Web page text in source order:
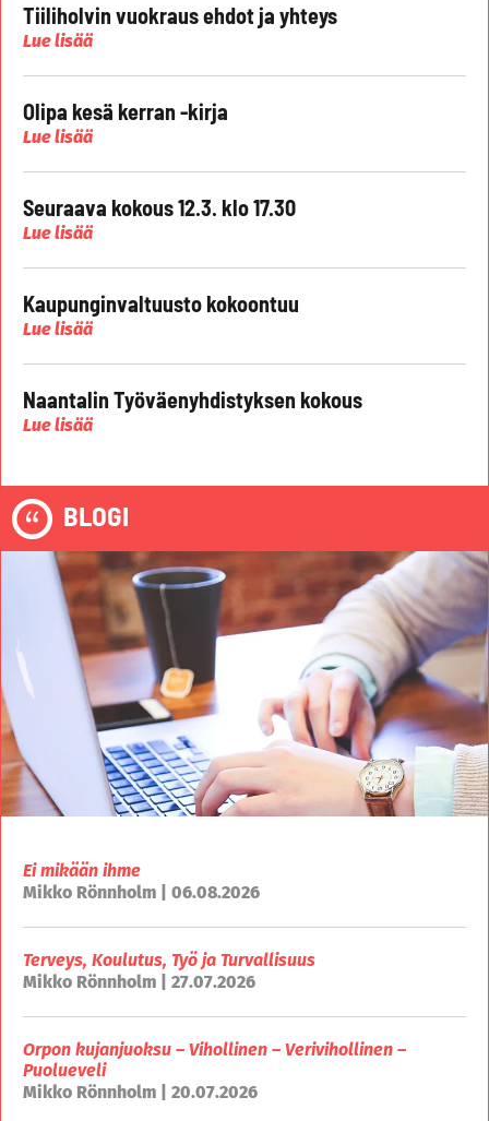
Tiiliholvin vuokraus ehdot ja yhteys
Lue lisää
Olipa kesä kerran -kirja
Lue lisää
Seuraava kokous 12.3. klo 17.30
Lue lisää
Kaupunginvaltuusto kokoontuu
Lue lisää
Naantalin Työväenyhdistyksen kokous
Lue lisää
BLOGI
Ei mikään ihme
Mikko Rönnholm | 06.08.2026
Terveys, Koulutus, Työ ja Turvallisuus
Mikko Rönnholm | 27.07.2026
Orpon kujanjuoksu – Vihollinen – Verivihollinen –
Puolueveli
Mikko Rönnholm | 20.07.2026